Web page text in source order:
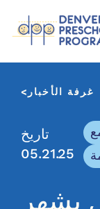
غرفة الأخبار
تاريخ
05.21.25
بشهر